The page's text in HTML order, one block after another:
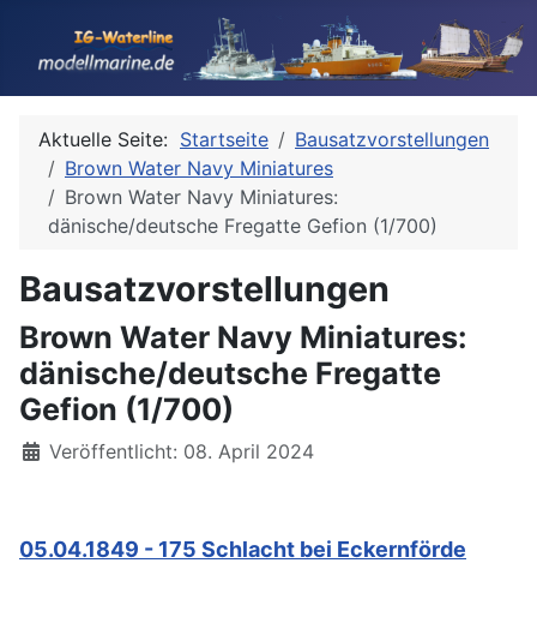
Aktuelle Seite: Startseite
Bausatzvorstellungen
Brown Water Navy Miniatures
Brown Water Navy Miniatures:
dänische/deutsche Fregatte Gefion (1/700)
Bausatzvorstellungen
Brown Water Navy Miniatures:
dänische/deutsche Fregatte
Gefion (1/700)
Details
Veröffentlicht: 08. April 2024
05.04.1849 - 175 Schlacht bei Eckernförde